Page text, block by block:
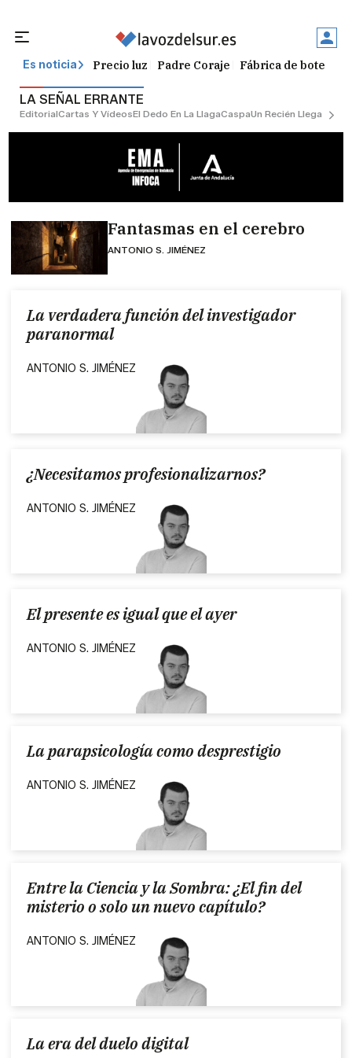
Es noticia Precio luz Padre Coraje Fábrica de botellas
LA SEÑAL ERRANTE
EditorialCartas Y VídeosEl Dedo En La LlagaCaspaUn Recién Llegado
Fantasmas en el cerebro
ANTONIO S. JIMÉNEZ
La verdadera función del investigador
paranormal
ANTONIO S. JIMÉNEZ
¿Necesitamos profesionalizarnos?
ANTONIO S. JIMÉNEZ
El presente es igual que el ayer
ANTONIO S. JIMÉNEZ
La parapsicología como desprestigio
ANTONIO S. JIMÉNEZ
Entre la Ciencia y la Sombra: ¿El fin del
misterio o solo un nuevo capítulo?
ANTONIO S. JIMÉNEZ
La era del duelo digital